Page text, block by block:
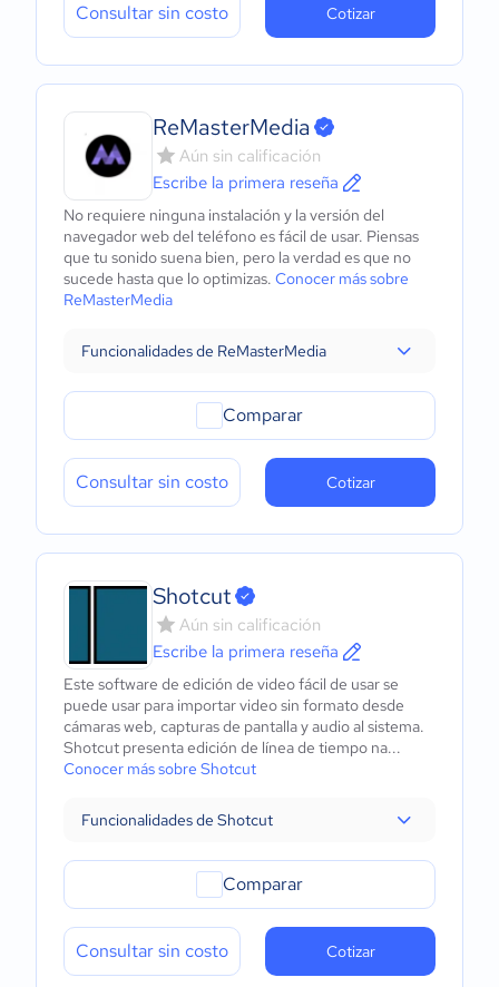
Consultar sin costo Cotizar
ReMasterMedia
Aún sin calificación
Escribe la primera reseña
No requiere ninguna instalación y la versión del
navegador web del teléfono es fácil de usar. Piensas
que tu sonido suena bien, pero la verdad es que no
sucede hasta que lo optimizas. Conocer más sobre
ReMasterMedia
Funcionalidades de ReMasterMedia
Comparar
Consultar sin costo Cotizar
Shotcut
Aún sin calificación
Escribe la primera reseña
Este software de edición de video fácil de usar se
puede usar para importar video sin formato desde
cámaras web, capturas de pantalla y audio al sistema.
Shotcut presenta edición de línea de tiempo na...
Conocer más sobre Shotcut
Funcionalidades de Shotcut
Comparar
Consultar sin costo Cotizar